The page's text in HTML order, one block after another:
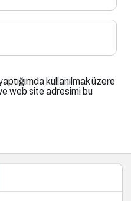
kullanılmak üzere
web site adresimi bu